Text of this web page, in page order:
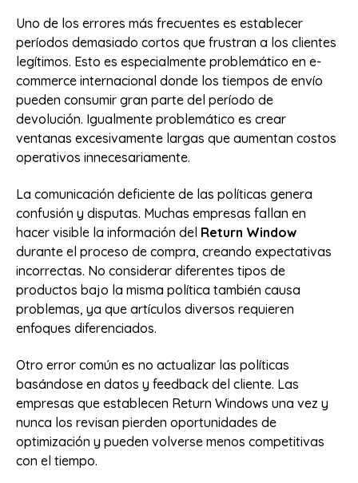
Uno de los errores más frecuentes es establecer
períodos demasiado cortos que frustran a los clientes
legítimos. Esto es especialmente problemático en e-
commerce internacional donde los tiempos de envío
pueden consumir gran parte del período de
devolución. Igualmente problemático es crear
ventanas excesivamente largas que aumentan costos
operativos innecesariamente.
La comunicación deficiente de las políticas genera
confusión y disputas. Muchas empresas fallan en
hacer visible la información del Return Window
durante el proceso de compra, creando expectativas
incorrectas. No considerar diferentes tipos de
productos bajo la misma política también causa
problemas, ya que artículos diversos requieren
enfoques diferenciados.
Otro error común es no actualizar las políticas
basándose en datos y feedback del cliente. Las
empresas que establecen Return Windows una vez y
nunca los revisan pierden oportunidades de
optimización y pueden volverse menos competitivas
con el tiempo.